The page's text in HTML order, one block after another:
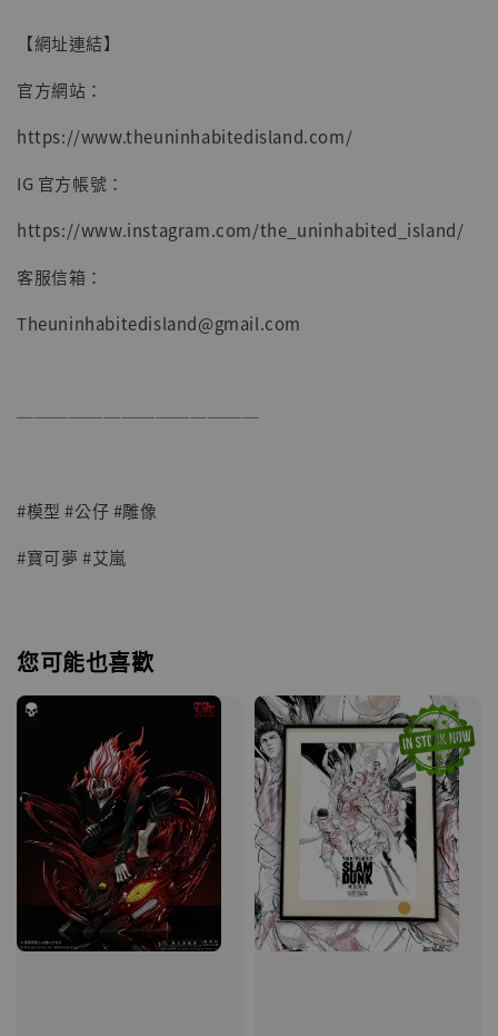
【網址連結】
官方網站：
https://www.theuninhabitedisland.com/
IG 官方帳號：
https://www.instagram.com/the_uninhabited_island/
客服信箱：
Theuninhabitedisland@gmail.com
──────────────
#模型 #公仔 #雕像
#寶可夢 #艾嵐
您可能也喜歡